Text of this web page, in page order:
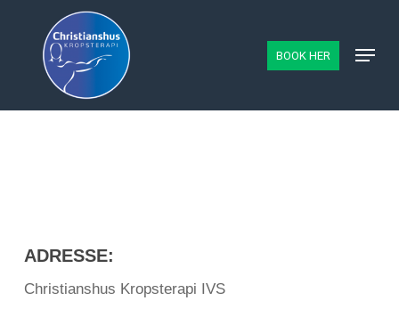
BOOK HER
Menu
ADRESSE:
Christianshus Kropsterapi IVS